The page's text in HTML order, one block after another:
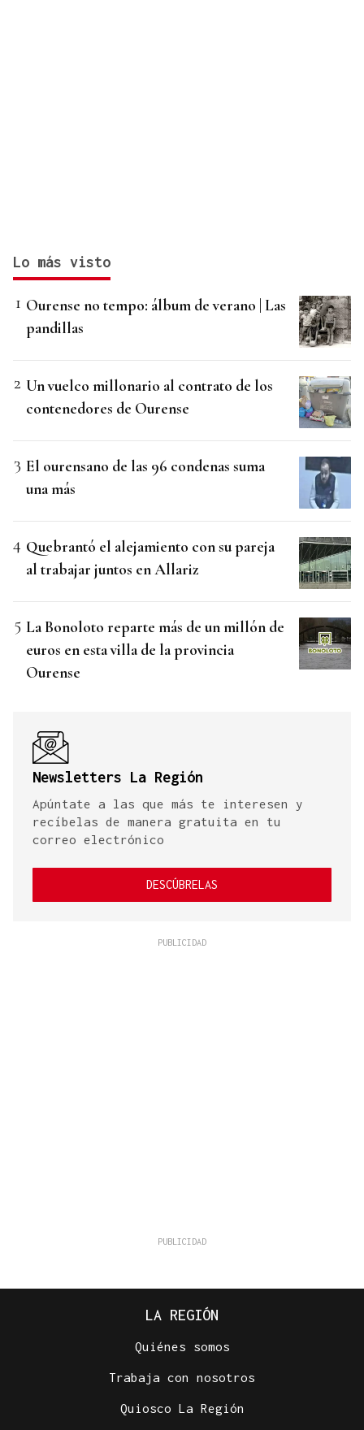
Lo más visto
Ourense no tempo: álbum de verano | Las
pandillas
Un vuelco millonario al contrato de los
contenedores de Ourense
El ourensano de las 96 condenas suma
una más
Quebrantó el alejamiento con su pareja
al trabajar juntos en Allariz
La Bonoloto reparte más de un millón de
euros en esta villa de la provincia
Ourense
Newsletters La Región
Apúntate a las que más te interesen y
recíbelas de manera gratuita en tu
correo electrónico
DESCÚBRELAS
LA REGIÓN
Quiénes somos
Trabaja con nosotros
Quiosco La Región